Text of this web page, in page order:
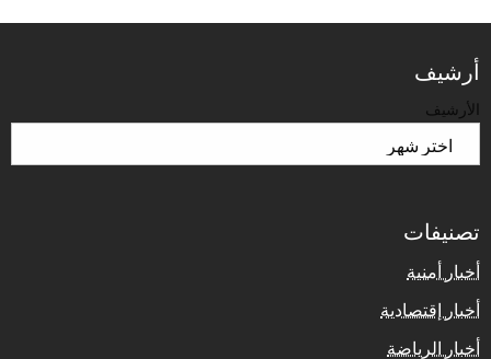
أرشيف
الأرشيف
تصنيفات
أخبار أمنية
أخبار إقتصادية
أخبار الرياضة